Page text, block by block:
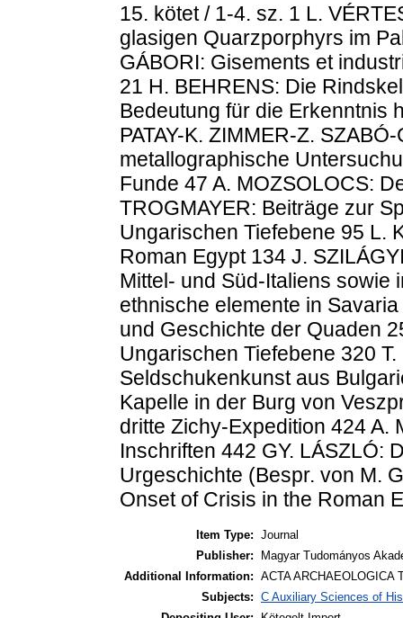
15. kötet / 1-4. sz. 1 L.
glasigen Quarzporphyrs im
GÁBORI: Gisements et
21 H. BEHRENS: Die
Bedeutung für die Erkenntnis
PATAY-K. ZIMMER-Z.
metallographische
Funde 47 A. MOZSOLOCS:
TROGMAYER: Beiträge zur
Ungarischen Tiefebene 95 L.
Roman Egypt 134 J.
Mittel- und Süd-Italiens sowie
ethnische elemente in
und Geschichte der Quaden
Ungarischen Tiefebene 320
Seldschukenkunst aus
Kapelle in der Burg von
dritte Zichy-Expedition 424 A.
Inschriften 442 GY. LÁSZLÓ:
Urgeschichte (Bespr. von M.
Onset of Crisis in the Roman
Item Type: Journal
Publisher:
Magyar Tudományos
Additional Information: ACTA ARCHAEOLOGICA
Subjects: C Auxiliary Sciences of